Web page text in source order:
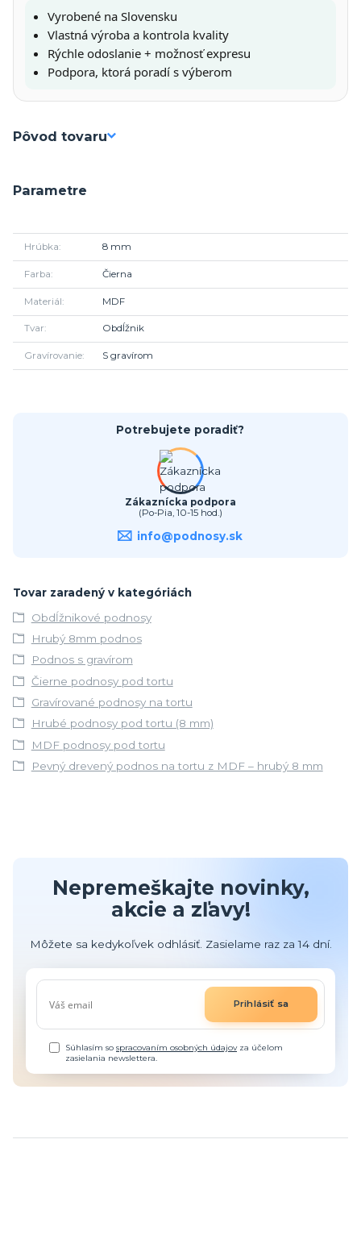
Vyrobené na Slovensku
Vlastná výroba a kontrola kvality
Rýchle odoslanie + možnosť expresu
Podpora, ktorá poradí s výberom
Pôvod tovaru
Parametre
Hrúbka 8 mm
Farba Čierna
Materiál MDF
Tvar Obdĺžnik
Gravírovanie S gravírom
Potrebujete poradiť?
Zákaznícka podpora
(Po-Pia, 10-15 hod.)
info@podnosy.sk
Tovar zaradený v kategóriách
Obdĺžnikové podnosy
Hrubý 8mm podnos
Podnos s gravírom
Čierne podnosy pod tortu
Gravírované podnosy na tortu
Hrubé podnosy pod tortu (8 mm)
MDF podnosy pod tortu
Pevný drevený podnos na tortu z MDF – hrubý 8 mm
Nepremeškajte novinky,
akcie a zľavy!
Môžete sa kedykoľvek odhlásiť. Zasielame raz za 14 dní.
Prihlásiť sa
Súhlasím sospracovaním osobných údajovza účelom
zasielania newslettera.